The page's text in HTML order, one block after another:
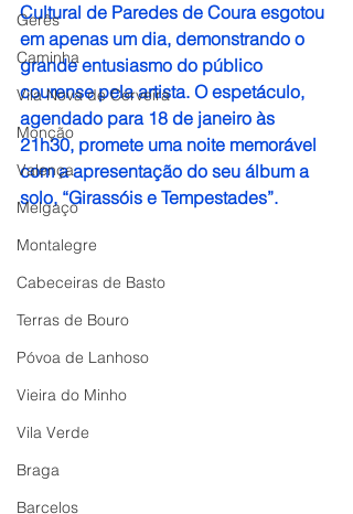
Gerês
Caminha
Vila Nova de Cerveira
Monção
Valença
Melgaço
Montalegre
Cabeceiras de Basto
Terras de Bouro
Póvoa de Lanhoso
Vieira do Minho
Vila Verde
Braga
Barcelos
Cultural de Paredes de Coura esgotou
em apenas um dia, demonstrando o
grande entusiasmo do público
courense pela artista. O espetáculo,
agendado para 18 de janeiro às
21h30, promete uma noite memorável
com a apresentação do seu álbum a
solo, “Girassóis e Tempestades”.